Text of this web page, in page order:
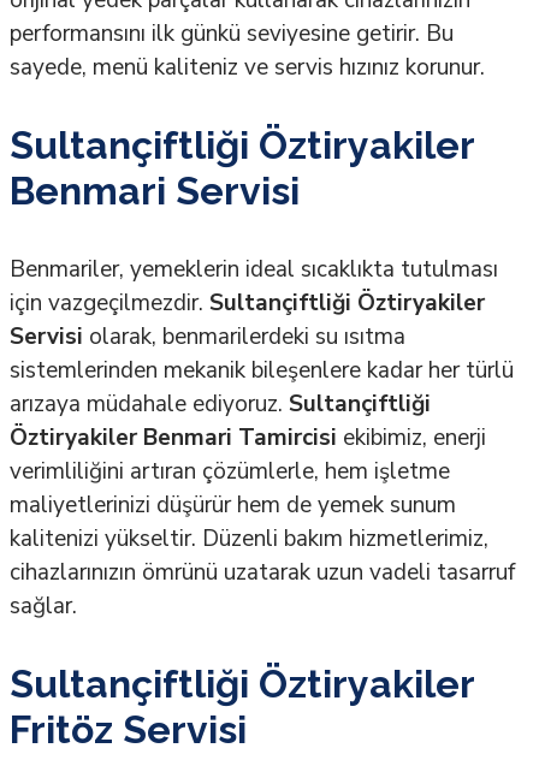
performansını ilk günkü seviyesine getirir. Bu
sayede, menü kaliteniz ve servis hızınız korunur.
Sultançiftliği Öztiryakiler
Benmari Servisi
Benmariler, yemeklerin ideal sıcaklıkta tutulması
için vazgeçilmezdir. Sultançiftliği Öztiryakiler
Servisi olarak, benmarilerdeki su ısıtma
sistemlerinden mekanik bileşenlere kadar her türlü
arızaya müdahale ediyoruz. Sultançiftliği
Öztiryakiler Benmari Tamircisi ekibimiz, enerji
verimliliğini artıran çözümlerle, hem işletme
maliyetlerinizi düşürür hem de yemek sunum
kalitenizi yükseltir. Düzenli bakım hizmetlerimiz,
cihazlarınızın ömrünü uzatarak uzun vadeli tasarruf
sağlar.
Sultançiftliği Öztiryakiler
Fritöz Servisi